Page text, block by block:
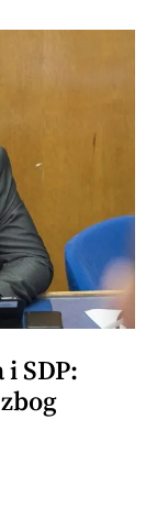
SDP: